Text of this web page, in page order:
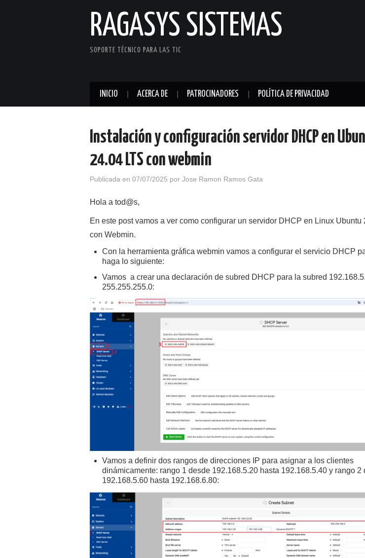
RAGASYS SISTEMAS
SOPORTE TÉCNICO PARA LAS TIC
INICIO ACERCA DE PATROCINADORES POLÍTICA DE PRIVACIDAD
Instalación y configuración servidor DHCP en
24.04 LTS con webmin
Publicada en 07/07/2025 por Jose Ramon Ramos Gata
Hola a tod@s,
En este post vamos a ver como configurar un servidor DHCP en Linux Ubuntu
con Webmin.
Con la herramienta gráfica webmin vamos a configurar el servicio DHCP
haga lo siguiente:
Vamos a crear una declaración de subred DHCP para la subred
255.255.255.0:
Vamos a definir dos rangos de direcciones IP para asignar a los clientes
dinámicamente: rango 1 desde 192.168.5.20 hasta 192.168.5.40 y rango 2
192.168.5.60 hasta 192.168.6.80: